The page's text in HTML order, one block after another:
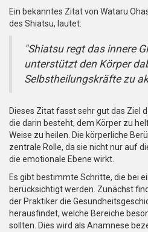
Ein bekanntes Zitat von Wataru
des Shiatsu, lautet:
"Shiatsu regt das innere
unterstützt den Körper
Selbstheilungskräfte zu
Dieses Zitat fasst sehr gut das Ziel
die darin besteht, dem Körper zu
Weise zu heilen. Die körperliche
zentrale Rolle, da sie nicht nur auf
die emotionale Ebene wirkt.
Es gibt bestimmte Schritte, die bei
berücksichtigt werden. Zunächst
der Praktiker die
herausfindet, welche Bereiche
sollten. Dies wird als Anamnese